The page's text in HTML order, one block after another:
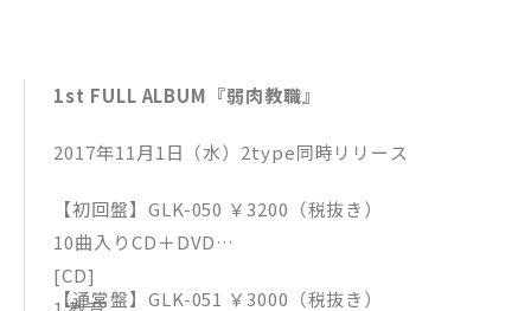
1st FULL ALBUM『弱肉教職』
2017年11月1日（水）2type同時リリース
【初回盤】GLK-050 ￥3200（税抜き）
10曲入りCD＋DVD
[CD]
【通常盤】GLK-051 ￥3000（税抜き）